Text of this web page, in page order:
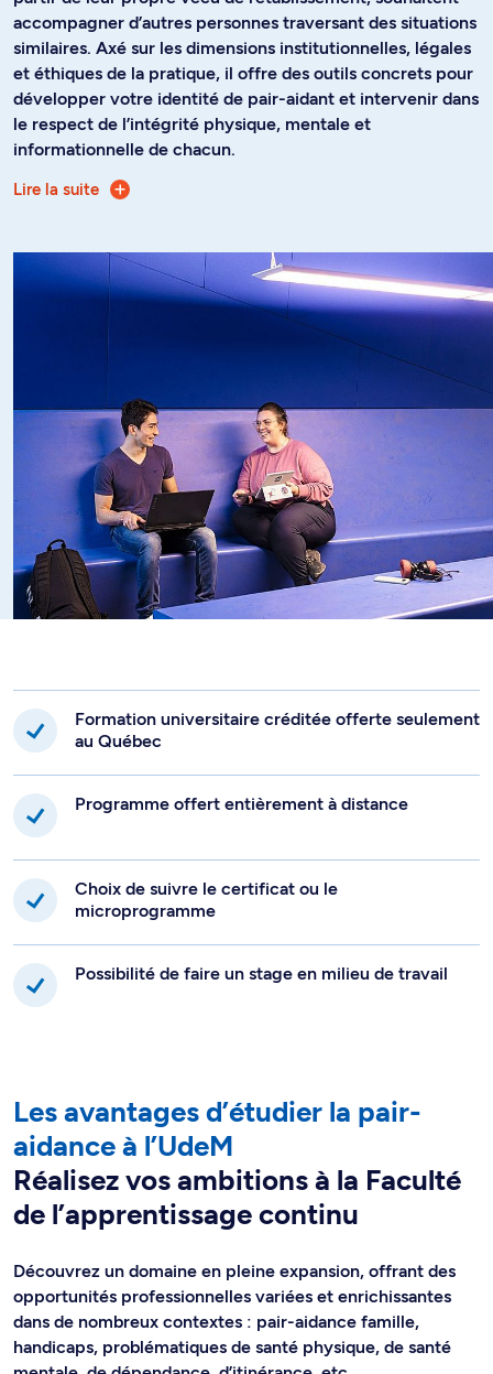
accompagner d’autres personnes traversant des situations
similaires. Axé sur les dimensions institutionnelles, légales
et éthiques de la pratique, il offre des outils concrets pour
développer votre identité de pair-aidant et intervenir dans
le respect de l’intégrité physique, mentale et
informationnelle de chacun.
Au fil de votre parcours, vous apprenez à évaluer des
pouvant influencer l’accompagnement, et à planifier des
trajectoires de soutien centrées sur la santé globale.
Lire la suite
Formation universitaire créditée offerte seulement
au Québec
Programme offert entièrement à distance
Choix de suivre le certificat ou le
microprogramme
Possibilité de faire un stage en milieu de travail
Les avantages d’étudier la pair-
aidance à l’UdeM
Réalisez vos ambitions à la Faculté
de l’apprentissage continu
Découvrez un domaine en pleine expansion, offrant des
opportunités professionnelles variées et enrichissantes
dans de nombreux contextes : pair-aidance famille,
handicaps, problématiques de santé physique, de santé